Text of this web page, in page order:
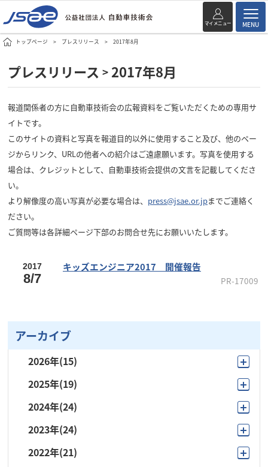
マイメニュー MENU
トップページ プレスリリース 2017年8月
プレスリリース > 2017年8月
報道関係者の方に自動車技術会の広報資料をご覧いただくための専用サ
イトです。
このサイトの資料と写真を報道目的以外に使用すること及び、他のペー
ジからリンク、URLの他者への紹介はご遠慮願います。写真を使用する
場合は、クレジットとして、自動車技術会提供の文言を記載してくださ
い。
より解像度の高い写真が必要な場合は、 press@jsae.or.jpまでご連絡く
ださい。
ご質問等は各詳細ページ下部のお問合せ先にお願いいたします。
キッズエンジニア2017 開催報告
PR-17009
2017
8/7
アーカイブ
2026年(15)
7月(2)
6月(4)
5月(4)
4月(2)
2025年(19)
11月(3)
10月(2)
7月(2)
2024年(24)
12月(1)
11月(1)
2023年(24)
11月(2)
2022年(21)